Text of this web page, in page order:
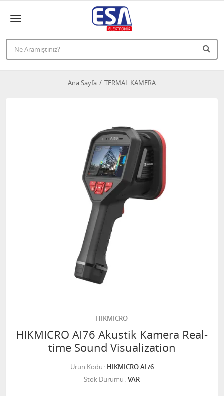
Ana Sayfa TERMAL KAMERA
HIKMICRO
HIKMICRO AI76 Akustik Kamera Real-
time Sound Visualization
Ürün Kodu HIKMICRO AI76
Stok Durumu VAR